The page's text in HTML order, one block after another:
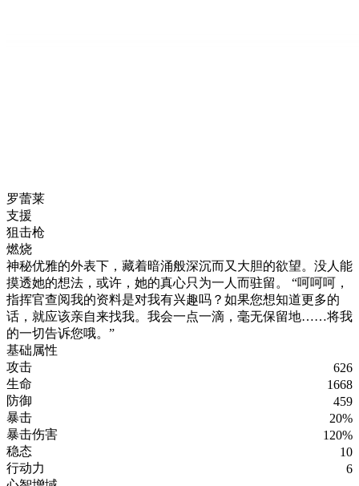
罗蕾莱
支援
狙击枪
燃烧
神秘优雅的外表下，藏着暗涌般深沉而又大胆的欲望。没人能
摸透她的想法，或许，她的真心只为一人而驻留。 “呵呵呵，
指挥官查阅我的资料是对我有兴趣吗？如果您想知道更多的
话，就应该亲自来找我。我会一点一滴，毫无保留地……将我
的一切告诉您哦。”
基础属性
攻击
626
生命
1668
防御
459
暴击
20%
暴击伤害
120%
稳态
10
行动力
6